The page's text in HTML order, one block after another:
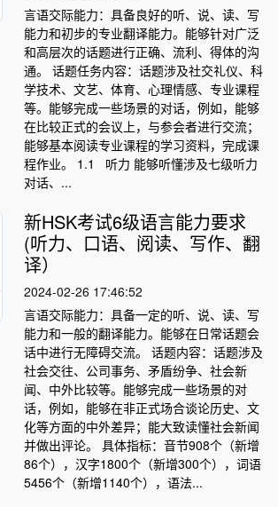
言语交际能力：具备良好的听、说、读、写
能力和初步的专业翻译能力。能够针对广泛
和高层次的话题进行正确、流利、得体的沟
通。 话题任务内容：话题涉及社交礼仪、科
学技术、文艺、体育、心理情感、专业课程
等。能够完成一些场景的对话，例如，能够
在比较正式的会议上，与参会者进行交流；
能够基本阅读专业课程的学习资料，完成课
程作业。 1.1 听力 能够听懂涉及七级听力
对话、...
新HSK考试6级语言能力要求
(听力、口语、阅读、写作、翻
译）
2024-02-26 17:46:52
言语交际能力：具备一定的听、说、读、写
能力和一般的翻译能力。能够在日常话题会
话中进行无障碍交流。 话题内容：话题涉及
社会交往、公司事务、矛盾纷争、社会新
闻、中外比较等。能够完成一些场景的对
话，例如，能够在非正式场合谈论历史、文
化等方面的中外差异；能大致读懂社会新闻
并做出评论。 具体指标：音节908个（新增
86个），汉字1800个（新增300个），词语
5456个（新增1140个），语法...